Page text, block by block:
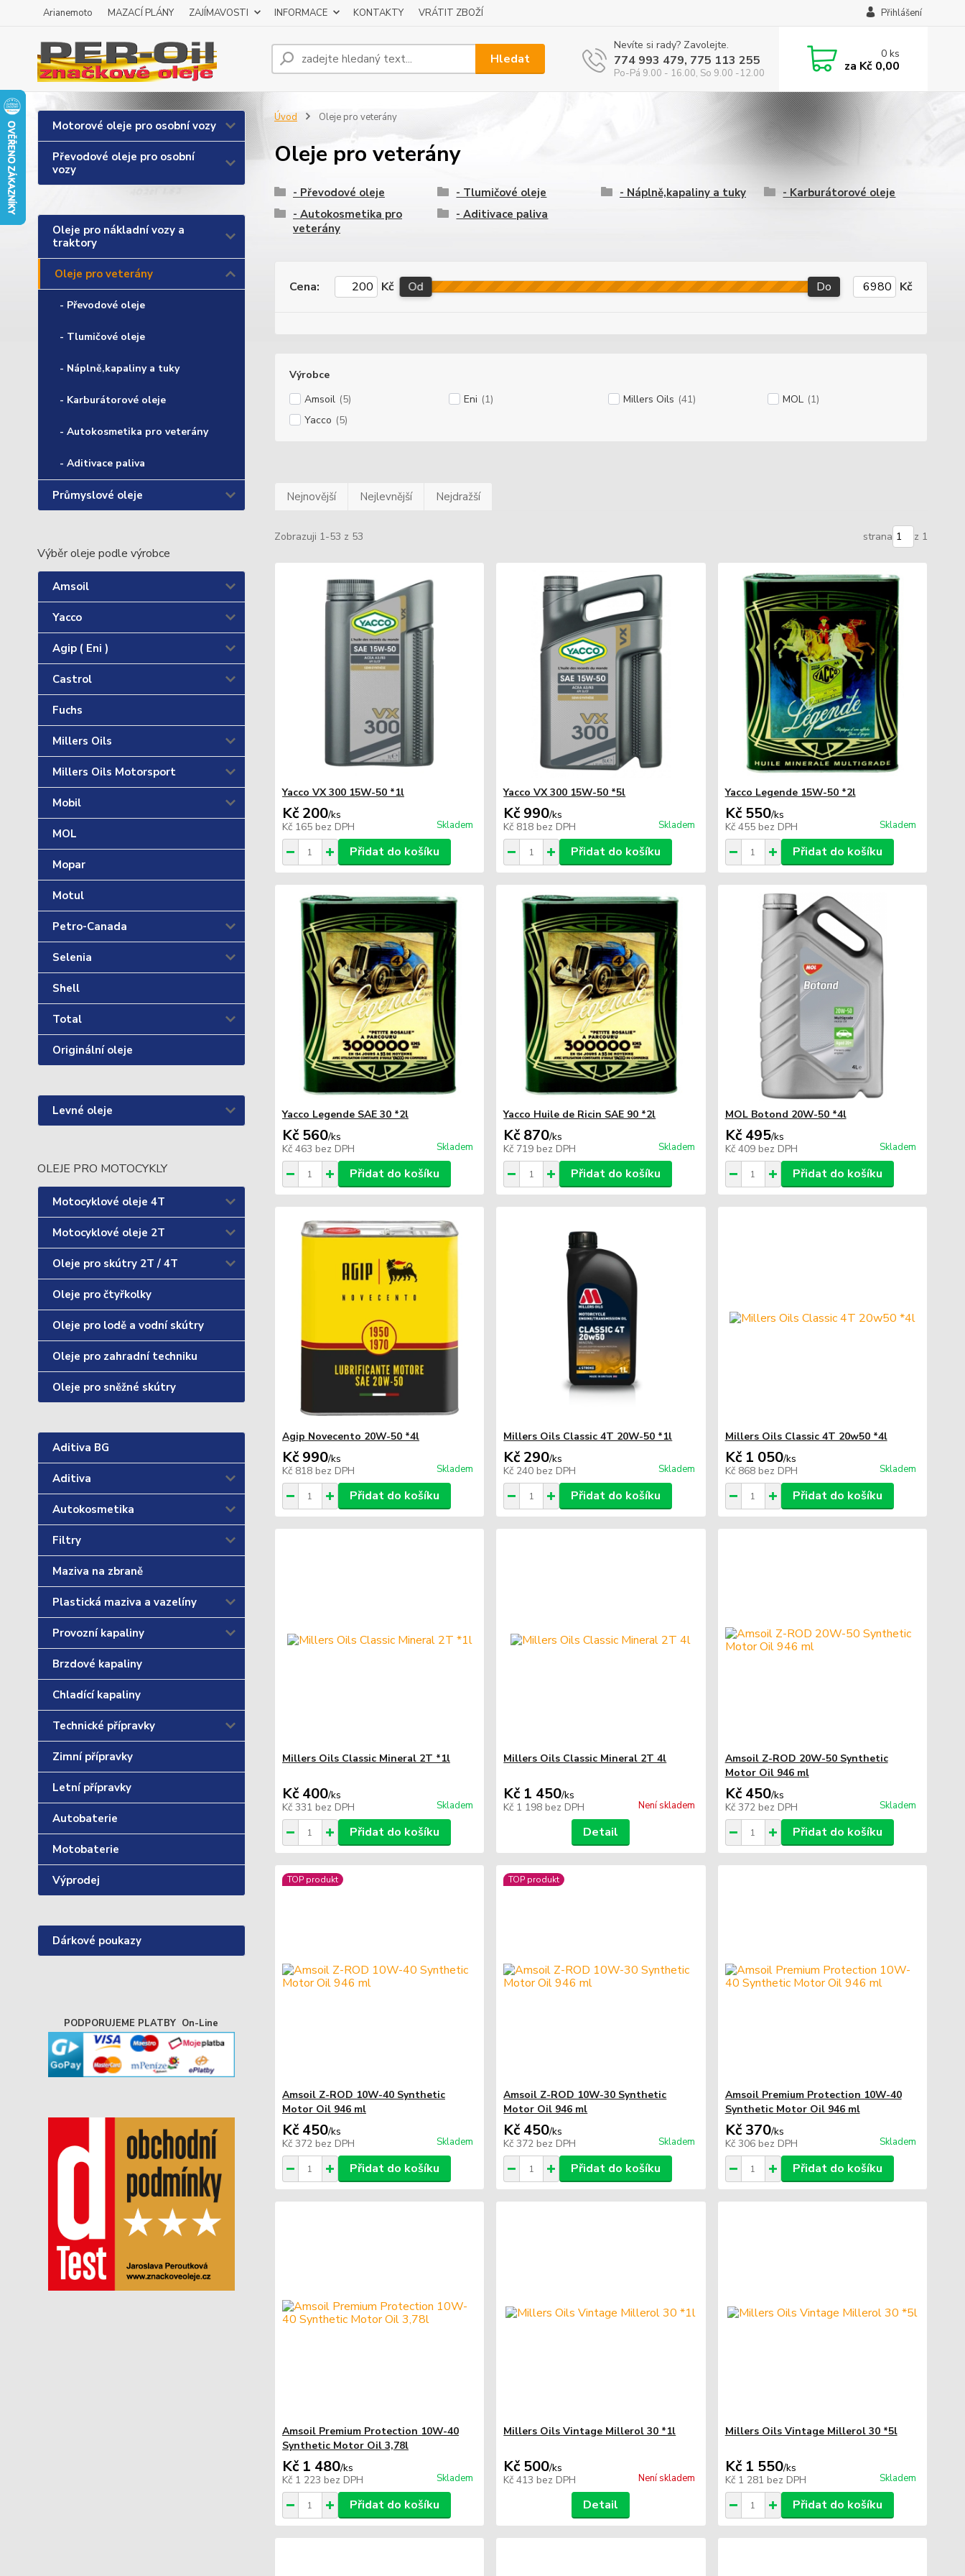
Arianemoto MAZACÍ PLÁNY ZAJÍMAVOSTI INFORMACE KONTAKTY VRÁTIT ZBOŽÍ Přihlášení
Hledat
Nevíte si rady? Zavolejte.
774 993 479, 775 113 255
Po-Pá 9.00 - 16.00, So 9.00 -12.00
0ks
za Kč 0,00
Motorové oleje pro osobní vozy
Převodové oleje pro osobní
vozy
Oleje pro nákladní vozy a
traktory
Oleje pro veterány
- Převodové oleje
- Tlumičové oleje
- Náplně,kapaliny a tuky
- Karburátorové oleje
- Autokosmetika pro veterány
- Aditivace paliva
Průmyslové oleje
Výběr oleje podle výrobce
Amsoil
Yacco
Agip ( Eni )
Castrol
Fuchs
Millers Oils
Millers Oils Motorsport
Mobil
MOL
Mopar
Motul
Petro-Canada
Selenia
Shell
Total
Originální oleje
Levné oleje
OLEJE PRO MOTOCYKLY
Motocyklové oleje 4T
Motocyklové oleje 2T
Oleje pro skútry 2T / 4T
Oleje pro čtyřkolky
Oleje pro lodě a vodní skútry
Oleje pro zahradní techniku
Oleje pro sněžné skútry
Aditiva BG
Aditiva
Autokosmetika
Filtry
Maziva na zbraně
Plastická maziva a vazelíny
Provozní kapaliny
Brzdové kapaliny
Chladící kapaliny
Technické přípravky
Zimní přípravky
Letní přípravky
Autobaterie
Motobaterie
Výprodej
Dárkové poukazy
PODPORUJEME PLATBY On-Line
Úvod Oleje pro veterány
Oleje pro veterány
- Převodové oleje - Tlumičové oleje - Náplně,kapaliny a tuky
- Karburátorové oleje
- Autokosmetika pro
veterány
- Aditivace paliva
Cena: Kč Od Do Kč
Výrobce
Amsoil (5) Eni (1) Millers Oils (41) MOL (1)
Yacco (5)
Nejnovější Nejlevnější Nejdražší
Zobrazuji 1-53 z 53 strana z 1
Yacco VX 300 15W-50 *1l
Kč 200/ks
Kč 165 bez DPH Skladem
Přidat do košíku
Yacco VX 300 15W-50 *5l
Kč 990/ks
Kč 818 bez DPH Skladem
Přidat do košíku
Yacco Legende 15W-50 *2l
Kč 550/ks
Kč 455 bez DPH Skladem
Přidat do košíku
Yacco Legende SAE 30 *2l
Kč 560/ks
Kč 463 bez DPH Skladem
Přidat do košíku
Yacco Huile de Ricin SAE 90 *2l
Kč 870/ks
Kč 719 bez DPH Skladem
Přidat do košíku
MOL Botond 20W-50 *4l
Kč 495/ks
Kč 409 bez DPH Skladem
Přidat do košíku
Agip Novecento 20W-50 *4l
Kč 990/ks
Kč 818 bez DPH Skladem
Přidat do košíku
Millers Oils Classic 4T 20W-50 *1l
Kč 290/ks
Kč 240 bez DPH Skladem
Přidat do košíku
Millers Oils Classic 4T 20w50 *4l
Kč 1 050/ks
Kč 868 bez DPH Skladem
Přidat do košíku
Millers Oils Classic Mineral 2T *1l
Kč 400/ks
Kč 331 bez DPH Skladem
Přidat do košíku
Millers Oils Classic Mineral 2T 4l
Kč 1 450/ks
Kč 1 198 bez DPH Není skladem
Detail
Amsoil Z-ROD 20W-50 Synthetic
Motor Oil 946 ml
Kč 450/ks
Kč 372 bez DPH Skladem
Přidat do košíku
TOP produkt
Amsoil Z-ROD 10W-40 Synthetic
Motor Oil 946 ml
Kč 450/ks
Kč 372 bez DPH Skladem
Přidat do košíku
TOP produkt
Amsoil Z-ROD 10W-30 Synthetic
Motor Oil 946 ml
Kč 450/ks
Kč 372 bez DPH Skladem
Přidat do košíku
Amsoil Premium Protection 10W-40
Synthetic Motor Oil 946 ml
Kč 370/ks
Kč 306 bez DPH Skladem
Přidat do košíku
Amsoil Premium Protection 10W-40
Synthetic Motor Oil 3,78l
Kč 1 480/ks
Kč 1 223 bez DPH Skladem
Přidat do košíku
Millers Oils Vintage Millerol 30 *1l
Kč 500/ks
Kč 413 bez DPH Není skladem
Detail
Millers Oils Vintage Millerol 30 *5l
Kč 1 550/ks
Kč 1 281 bez DPH Skladem
Přidat do košíku